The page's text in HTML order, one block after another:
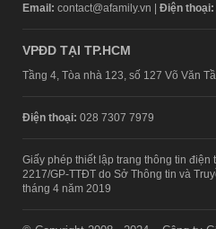
Email: contact@afamily.vn | Điện thoại:
VPĐD TẠI TP.HCM
Tầng 4, Tòa nhà 123, số 127 Võ Văn
Điện thoại: 028 7307 7979
Giấy phép thiết lập trang thông tin điện
2217/GP-TTĐT do Sở Thông tin và
tháng 4 năm 2019